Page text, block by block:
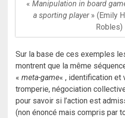
« Manipulation in board
a sporting player» (Emily
Robles)
Sur la base de ces exemples
montrent que la même
« meta-game« , identification et
tromperie, négociation
pour savoir si l’action est
(non énoncé mais compris par